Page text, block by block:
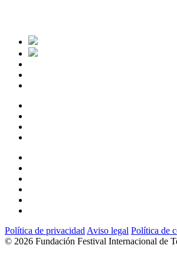
Política de privacidad Aviso legal Política de
© 2026 Fundación Festival Internacional de